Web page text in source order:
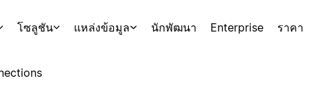
โซลูชัน แหล่งข้อมูล นักพัฒนา Enterprise ราคา